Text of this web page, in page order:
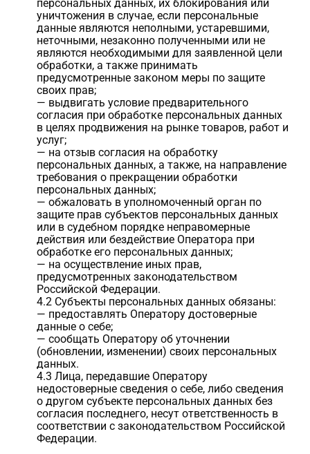
персональных данных, их блокирования или
уничтожения в случае, если персональные
данные являются неполными, устаревшими,
неточными, незаконно полученными или не
являются необходимыми для заявленной цели
обработки, а также принимать
предусмотренные законом меры по защите
своих прав;
— выдвигать условие предварительного
согласия при обработке персональных данных
в целях продвижения на рынке товаров, работ и
услуг;
— на отзыв согласия на обработку
персональных данных, а также, на направление
требования о прекращении обработки
персональных данных;
— обжаловать в уполномоченный орган по
защите прав субъектов персональных данных
или в судебном порядке неправомерные
действия или бездействие Оператора при
обработке его персональных данных;
— на осуществление иных прав,
предусмотренных законодательством
Российской Федерации.
4.2 Субъекты персональных данных обязаны:
— предоставлять Оператору достоверные
данные о себе;
— сообщать Оператору об уточнении
(обновлении, изменении) своих персональных
данных.
4.3 Лица, передавшие Оператору
недостоверные сведения о себе, либо сведения
о другом субъекте персональных данных без
согласия последнего, несут ответственность в
соответствии с законодательством Российской
Федерации.